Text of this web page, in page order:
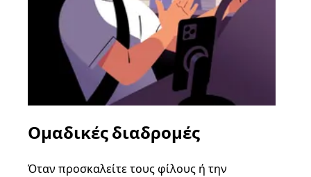
Ομαδικές διαδρομές
Όταν προσκαλείτε τους φίλους ή την